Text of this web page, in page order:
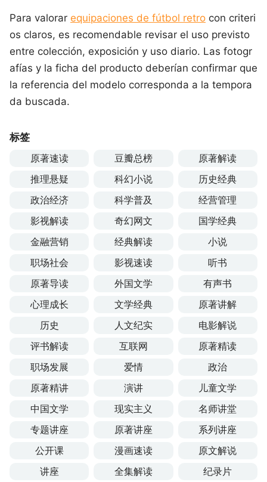
Para valorar equipaciones de fútbol retro con criteri
os claros, es recomendable revisar el uso previsto
entre colección, exposición y uso diario. Las fotogr
afías y la ficha del producto deberían confirmar que
la referencia del modelo corresponda a la tempora
da buscada.
标签
原著速读 豆瓣总榜
原著解读
推理悬疑
科幻小说
历史经典
政治经济
科学普及
经营管理
影视解读
奇幻网文
国学经典
金融营销
经典解读
小说
职场社会
影视速读
听书
原著导读
外国文学
有声书
心理成长
文学经典
原著讲解
历史
人文纪实
电影解说
评书解读
互联网
原著精读
职场发展
爱情
政治
原著精讲
演讲
儿童文学
中国文学
现实主义
名师讲堂
专题讲座
原著讲座
系列讲座
公开课
漫画速读
原文解说
讲座
全集解读 纪录片